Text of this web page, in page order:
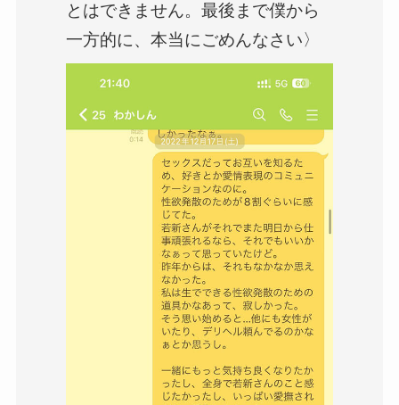
とはできません。最後まで僕から
一方的に、本当にごめんなさい〉